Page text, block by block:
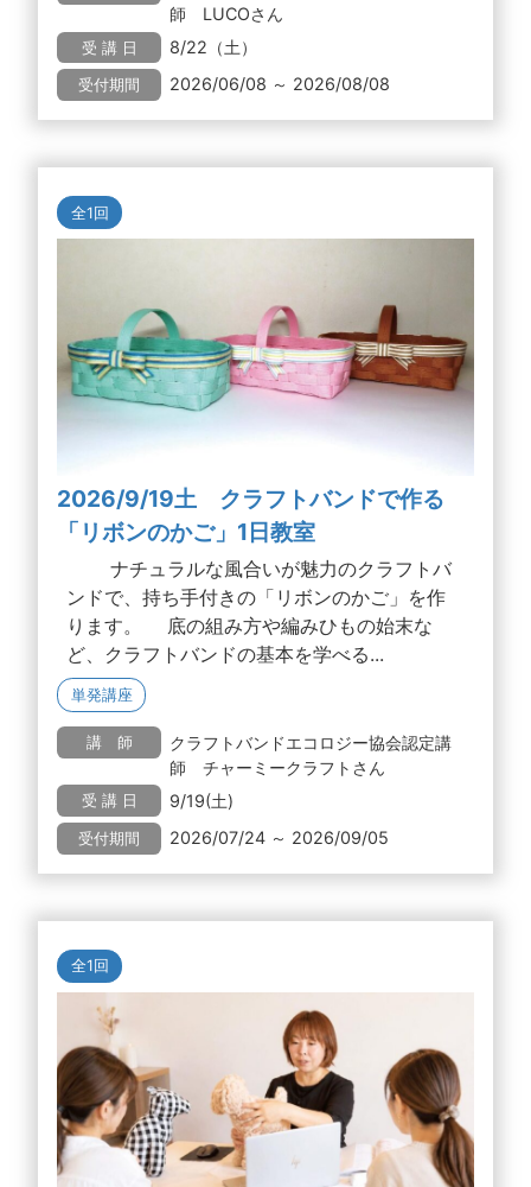
師 LUCOさん
受 講 日 8/22（土）
受付期間 2026/06/08 ～ 2026/08/08
全1回
2026/9/19土 クラフトバンドで作る
「リボンのかご」1日教室
ナチュラルな風合いが魅力のクラフトバ
ンドで、持ち手付きの「リボンのかご」を作
ります。 底の組み方や編みひもの始末な
ど、クラフトバンドの基本を学べる...
単発講座
講 師
クラフトバンドエコロジー協会認定講
師 チャーミークラフトさん
受 講 日 9/19(土)
受付期間 2026/07/24 ～ 2026/09/05
全1回